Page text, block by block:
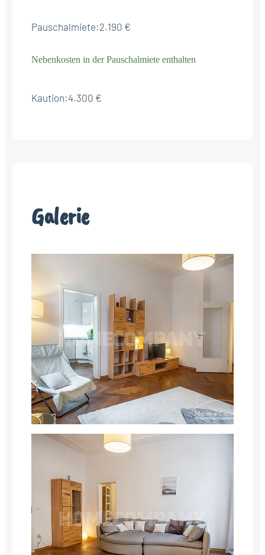
Pauschalmiete:2.190 €
Nebenkosten in der Pauschalmiete enthalten
Kaution:4.300 €
Galerie